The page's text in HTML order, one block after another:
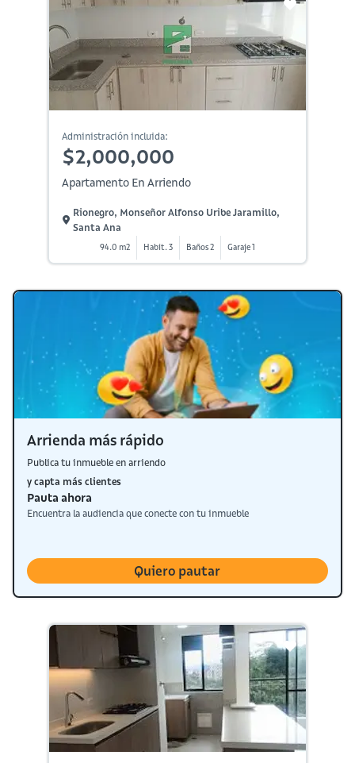
Administración incluida:
$2,000,000
Apartamento En Arriendo
Rionegro, Monseñor Alfonso Uribe Jaramillo,
Santa Ana
94.0 m2 Habit. 3 Baños 2 Garaje 1
Arrienda más rápido
Publica tu inmueble en arriendo
y capta más clientes
Pauta ahora
Encuentra la audiencia que conecte con tu inmueble
Quiero pautar